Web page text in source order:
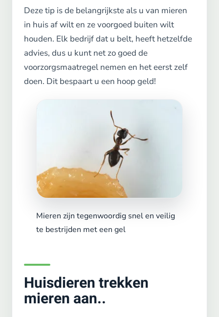
Deze tip is de belangrijkste als u van mieren
in huis af wilt en ze voorgoed buiten wilt
houden. Elk bedrijf dat u belt, heeft hetzelfde
advies, dus u kunt net zo goed de
voorzorgsmaatregel nemen en het eerst zelf
doen. Dit bespaart u een hoop geld!
Mieren zijn tegenwoordig snel en veilig
te bestrijden met een gel
Huisdieren trekken
mieren aan..